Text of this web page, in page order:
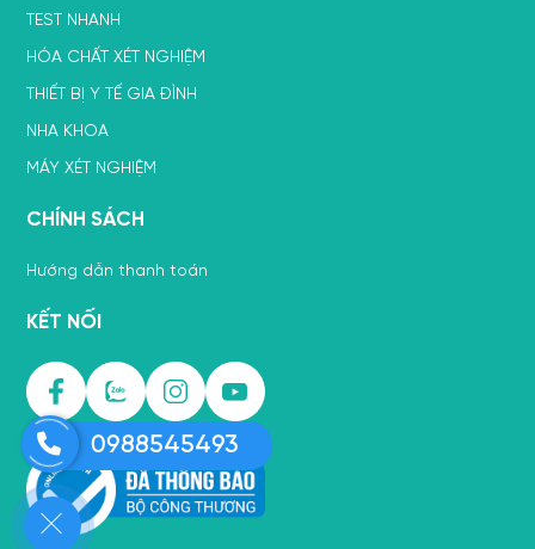
TEST NHANH
HÓA CHẤT XÉT NGHIỆM
THIẾT BỊ Y TẾ GIA ĐÌNH
NHA KHOA
MÁY XÉT NGHIỆM
CHÍNH SÁCH
Hướng dẫn thanh toán
KẾT NỐI
0988545493